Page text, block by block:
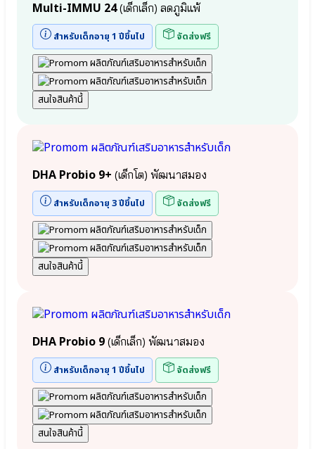
Multi-IMMU 24(เด็กเล็ก) ลดภูมิแพ้
สำหรับเด็กอายุ 1 ปีขึ้นไป จัดส่งฟรี
สนใจสินค้านี้
DHA Probio 9+ (เด็กโต) พัฒนาสมอง
สำหรับเด็กอายุ 3 ปีขึ้นไป จัดส่งฟรี
สนใจสินค้านี้
DHA Probio 9 (เด็กเล็ก) พัฒนาสมอง
สำหรับเด็กอายุ 1 ปีขึ้นไป จัดส่งฟรี
สนใจสินค้านี้